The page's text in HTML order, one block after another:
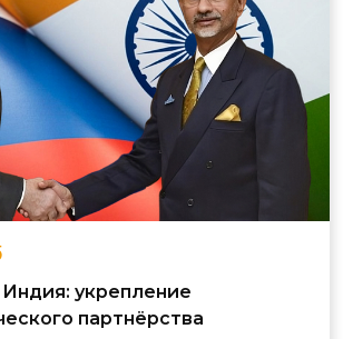
укрепление
партнёрства